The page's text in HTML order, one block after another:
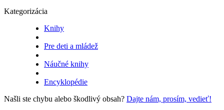
Kategorizácia
Knihy
Pre deti a mládež
Náučné knihy
Encyklopédie
Našli ste chybu alebo škodlivý obsah? Dajte nám, prosím, vedieť!